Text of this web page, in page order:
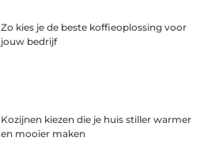
Zo kies je de beste koffieoplossing voor
jouw bedrijf
Kozijnen kiezen die je huis stiller warmer
en mooier maken